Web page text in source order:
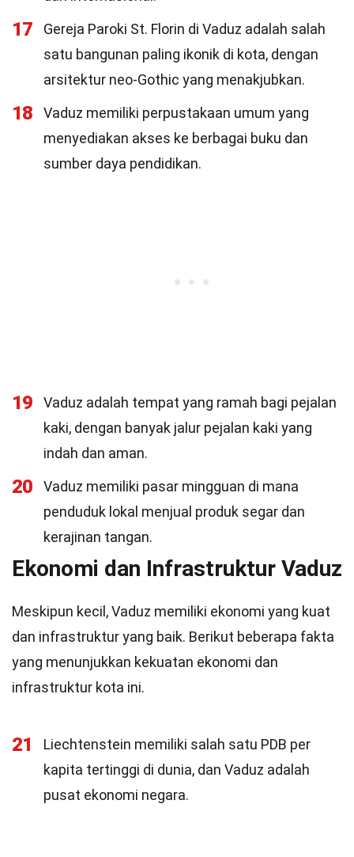
17
Gereja Paroki St. Florin di Vaduz adalah salah
satu bangunan paling ikonik di kota, dengan
arsitektur neo-Gothic yang menakjubkan.
18
Vaduz memiliki perpustakaan umum yang
menyediakan akses ke berbagai buku dan
sumber daya pendidikan.
19
Vaduz adalah tempat yang ramah bagi pejalan
kaki, dengan banyak jalur pejalan kaki yang
indah dan aman.
20
Vaduz memiliki pasar mingguan di mana
penduduk lokal menjual produk segar dan
kerajinan tangan.
Ekonomi dan Infrastruktur Vaduz
Meskipun kecil, Vaduz memiliki ekonomi yang kuat
dan infrastruktur yang baik. Berikut beberapa fakta
yang menunjukkan kekuatan ekonomi dan
infrastruktur kota ini.
21
Liechtenstein memiliki salah satu PDB per
kapita tertinggi di dunia, dan Vaduz adalah
pusat ekonomi negara.